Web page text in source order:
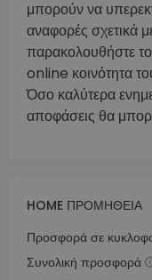
μπορούν να
αναφορές σχετικά
παρακολουθήστε
online κοινότητα
Όσο καλύτερα
αποφάσεις θα
HOME ΠΡΟΜΉΘΕΙΑ
Προσφορά σε
Συνολική προσφορά